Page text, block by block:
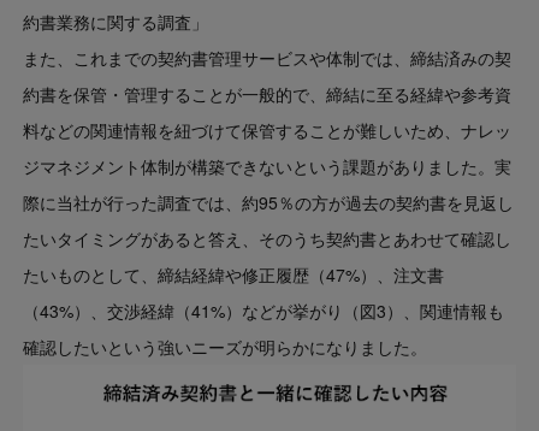
約書業務に関する調査」
また、これまでの契約書管理サービスや体制では、締結済みの契
約書を保管・管理することが一般的で、締結に至る経緯や参考資
料などの関連情報を紐づけて保管することが難しいため、ナレッ
ジマネジメント体制が構築できないという課題がありました。実
際に当社が行った調査では、約95％の方が過去の契約書を見返し
たいタイミングがあると答え、そのうち契約書とあわせて確認し
たいものとして、締結経緯や修正履歴（47%）、注文書
（43%）、交渉経緯（41%）などが挙がり（図3）、関連情報も
確認したいという強いニーズが明らかになりました。